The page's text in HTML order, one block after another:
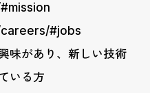
#jobs
味があり、新しい技術
いる方